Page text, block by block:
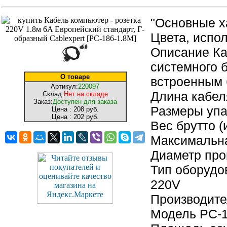
О товаре
Артикул:220097
Склад: Нет на складе
Заказ:Доступен для заказа
Цена : 208 руб.
Цена : 202 руб.
"Основные
Цвета,
Описание
системного
встроенным
Длина
Размеры
Вес брутто
Диаметр
Тип
220V
Модель PC-